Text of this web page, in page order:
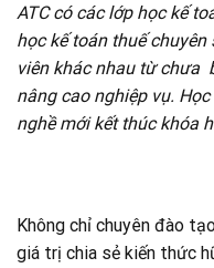
ATC có các lớp học kế
học kế toán thuế
viên khác nhau từ chưa
nâng cao nghiệp vụ.
nghề mới kết thúc khóa
Không chỉ chuyên đào
giá trị chia sẻ kiến thức